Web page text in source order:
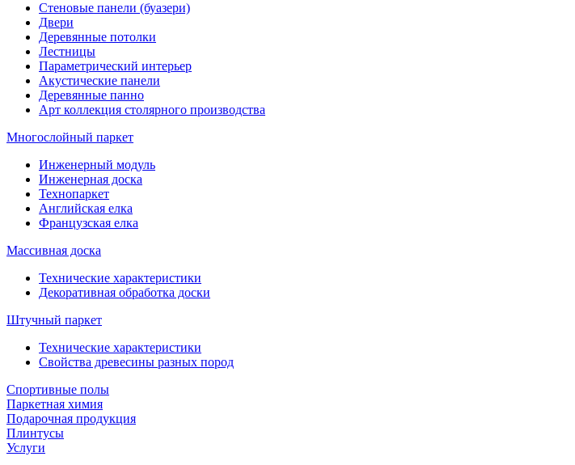
Стеновые панели (буазери)
Двери
Деревянные потолки
Лестницы
Параметрический интерьер
Акустические панели
Деревянные панно
Арт коллекция столярного производства
Многослойный паркет
Инженерный модуль
Инженерная доска
Технопаркет
Английская елка
Французская елка
Массивная доска
Технические характеристики
Декоративная обработка доски
Штучный паркет
Технические характеристики
Свойства древесины разных пород
Спортивные полы
Паркетная химия
Подарочная продукция
Плинтусы
Услуги